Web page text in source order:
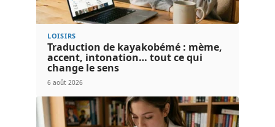
LOISIRS
Traduction de kayakobémé : mème,
accent, intonation… tout ce qui
change le sens
6 août 2026